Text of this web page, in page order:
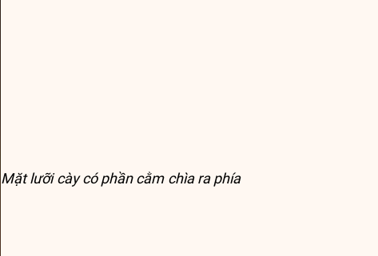
Mặt lưỡi cày có phần cằm chìa ra phía